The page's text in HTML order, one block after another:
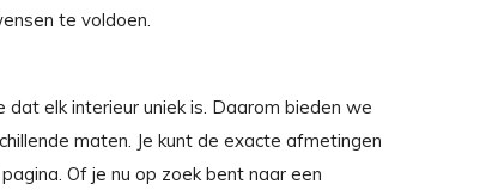
te voldoen.
elk interieur uniek is. Daarom bieden we
maten. Je kunt de exacte afmetingen
Of je nu op zoek bent naar een